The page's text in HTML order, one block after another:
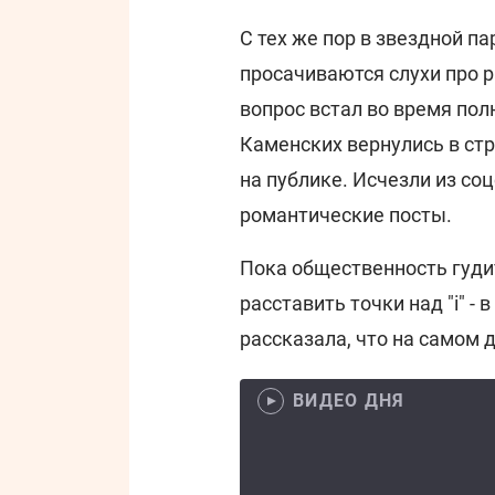
С тех же пор в звездной
просачиваются слухи про
вопрос встал во время
Каменских вернулись в
на публике. Исчезли из
романтические посты.
Пока общественность
расставить точки над "і"
рассказала, что на самом
ВИДЕО ДНЯ